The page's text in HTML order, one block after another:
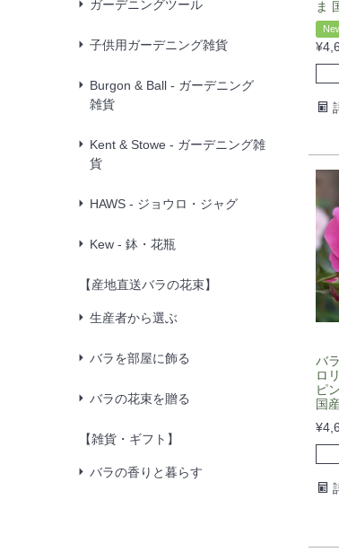
ガーデニングツール
子供用ガーデニング雑貨
Burgon & Ball - ガーデニング
雑貨
Kent & Stowe - ガーデニング雑
貨
HAWS - ジョウロ・ジャグ
Kew - 鉢・花瓶
【産地直送バラの花束】
生産者から選ぶ
バラを部屋に飾る
バラの花束を贈る
【雑貨・ギフト】
バラの香りと暮らす
ま
¥
バ
ロ
ピ
国
¥